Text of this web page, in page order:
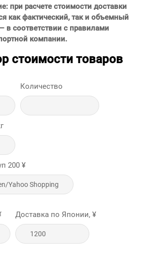
при расчете стоимости доставки
как фактический, так и объемный
в соответствии с правилами
компании.
стоимости товаров
Количество
200 ¥
Доставка по Японии, ¥